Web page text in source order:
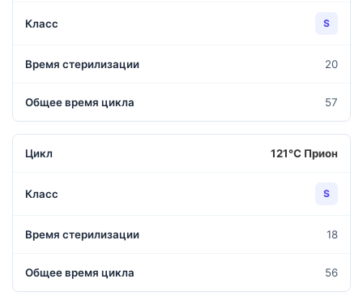
S
20
57
121°С Прион
S
18
56